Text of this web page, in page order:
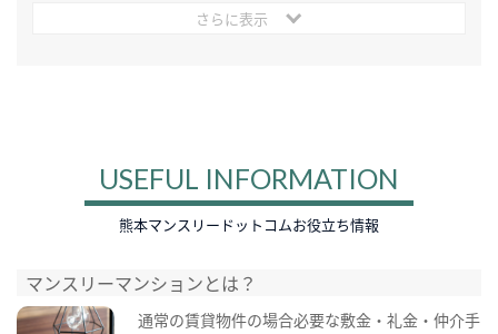
さらに表示
USEFUL INFORMATION
熊本マンスリードットコムお役立ち情報
マンスリーマンションとは？
通常の賃貸物件の場合必要な敷金・礼金・仲介手